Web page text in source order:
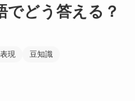
でどう答える？
現 豆知識